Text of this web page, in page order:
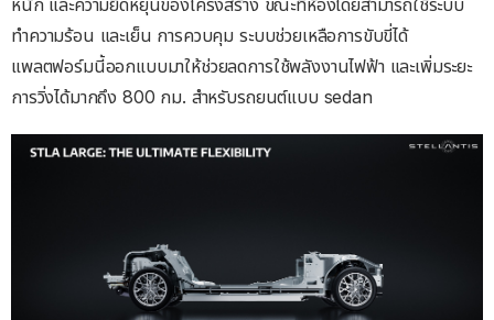
หนัก และความยืดหยุ่นของโครงสร้าง ขณะที่ห้องโดยสามารถใช้ระบบ
ทำความร้อน และเย็น การควบคุม ระบบช่วยเหลือการขับขี่ได้
แพลตฟอร์มนี้ออกแบบมาให้ช่วยลดการใช้พลังงานไฟฟ้า และเพิ่มระยะ
การวิ่งได้มากถึง 800 กม. สำหรับรถยนต์แบบ sedan